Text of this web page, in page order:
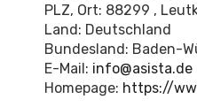
PLZ, Ort: 88299 ,
Land: Deutschland
Bundesland: Baden-
E-Mail: info@asista.de
Homepage: https://